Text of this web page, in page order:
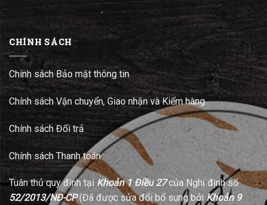
CHÍNH SÁCH
Chính sách Bảo mật thông tin
Chính sách Vận chuyển, Giao nhận và Kiểm hàng
Chính sách Đổi trả
Chính sách Thanh toán
Tuân thủ quy định tại Khoản 1 Điều 27của Nghị định số
52/2013/NĐ-CP(Đã được sửa đổi bổ sung bởi Khoản 9